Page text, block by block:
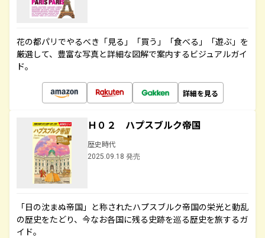
花の都パリでやるべき「見る」「買う」「食べる」「遊ぶ」を
厳選して、豊富な写真と詳細な図解で案内するビジュアルガイ
ド。
詳細を見る
Ｈ０２ ハプスブルク帝国
歴史時代
2025.09.18 発売
「日の沈まぬ帝国」と称されたハプスブルク帝国の栄光と動乱
の歴史をたどり、今なお各国に残る史跡を巡る歴史を旅するガ
イド。